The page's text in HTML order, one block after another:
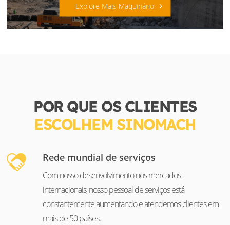
Explore Mais Maquinário
POR QUE OS CLIENTES
ESCOLHEM SINOMACH
Rede mundial de serviços
Com nosso desenvolvimento nos mercados
internacionais, nosso pessoal de serviços está
constantemente aumentando e atendemos clientes em
mais de 50 países.